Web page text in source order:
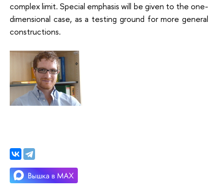
complex limit. Special emphasis will be given to the one-
dimensional case, as a testing ground for more general
constructions.